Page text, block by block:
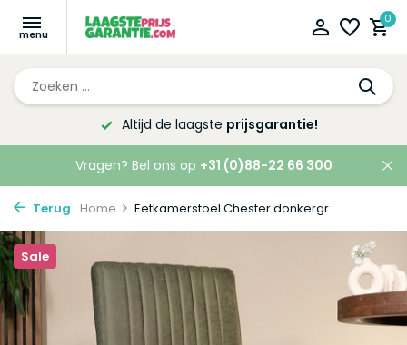
0
Altijd de laagste prijsgarantie!
Vragen? Bel ons op +31 (0)88-22 66 300
Terug Home Eetkamerstoel Chester donkergr...
Sale